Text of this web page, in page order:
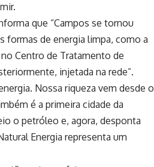
que “Campos se tornou
formas de energia limpa, como a
Centro de Tratamento de
injetada na rede”.
Nossa riqueza vem desde o
é a primeira cidade da
o petróleo e, agora, desponta
Energia representa um